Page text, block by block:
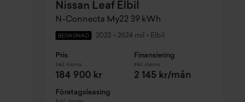
Nissan Leaf Elbil
N-Connecta My22 39 kWh
BEGAGNAD 2023 • 2624 mil • Elbil
Pris
Inkl. moms
184 900 kr
Finansiering
Inkl. moms
2 145 kr/mån
Företagsleasing